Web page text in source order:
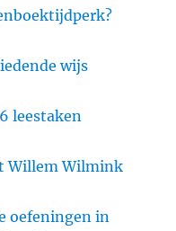
wijs
leestaken
Willem Wilmink
oefeningen in